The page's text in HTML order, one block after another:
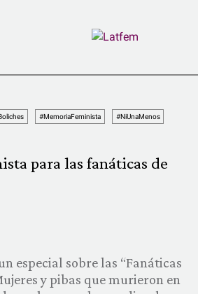
#MemoriaFeminista #NiUnaMenos
para las fanáticas de
especial sobre las “Fanáticas
y pibas que murieron en